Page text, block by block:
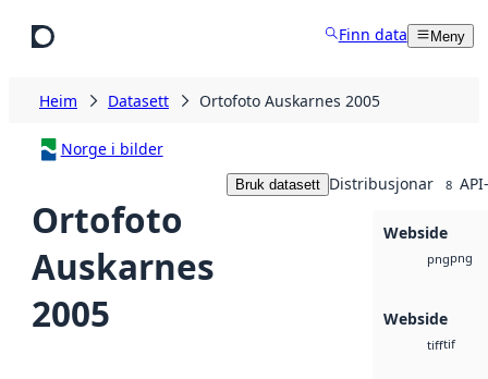
Finn data Meny
Heim Datasett Ortofoto Auskarnes 2005
Norge i bilder
Ortofoto
Auskarnes
2005
Bruk datasett Distribusjonar 8
Webside
pngpng
Webside
tifftif